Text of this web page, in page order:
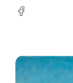
Facebook